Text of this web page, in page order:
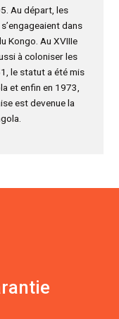
Au départ, les
dans
Kongo. Au XVIIIe
à coloniser les
le statut a été mis
et enfin en 1973,
est devenue la